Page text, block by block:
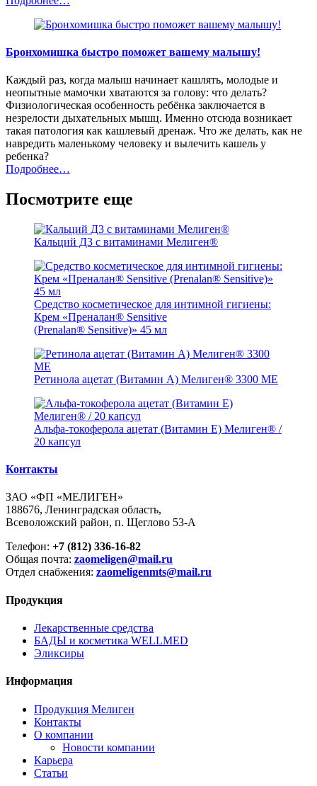
Бронхомишка быстро поможет вашему малышу!
Каждый раз, когда малыш начинает кашлять, молодые и
неопытные мамочки хватаются за голову: что делать?
Физиологическая особенность ребёнка заключается в
незрелости дыхательных мышц. Именно отсюда возникает
такая патология как кашлевый дренаж. Что же делать, как не
навредить маленькому человеку и вылечить кашель у
ребенка?
Подробнее…
Посмотрите еще
Кальций Д3 с витаминами Мелиген®
Средство косметическое для интимной гигиены:
Крем «Преналан® Sensitive
(Prenalan® Sensitive)» 45 мл
Ретинола ацетат (Витамин А) Мелиген® 3300 МЕ
Альфа-токоферола ацетат (Витамин Е) Мелиген® /
20 капсул
Контакты
ЗАО «ФП «МЕЛИГЕН»
188676, Ленинградская область,
Всеволожский район, п. Щеглово 53-А
Телефон: +7 (812) 336-16-82
Общая почта: zaomeligen@mail.ru
Отдел снабжения: zaomeligenmts@mail.ru
Продукция
Лекарственные средства
БАДЫ и косметика WELLMED
Эликсиры
Информация
Продукция Мелиген
Контакты
О компании
Новости компании
Карьера
Статьи